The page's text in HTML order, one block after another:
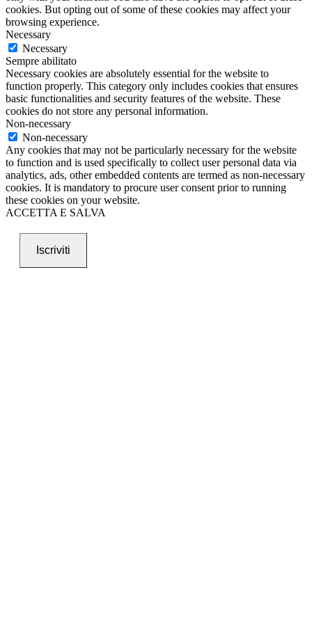
cookies. But opting out of some of these cookies may affect your
browsing experience.
Necessary
Necessary
Sempre abilitato
Necessary cookies are absolutely essential for the website to
function properly. This category only includes cookies that ensures
basic functionalities and security features of the website. These
cookies do not store any personal information.
Non-necessary
Non-necessary
Any cookies that may not be particularly necessary for the website
to function and is used specifically to collect user personal data via
analytics, ads, other embedded contents are termed as non-necessary
cookies. It is mandatory to procure user consent prior to running
these cookies on your website.
ACCETTA E SALVA
Iscriviti